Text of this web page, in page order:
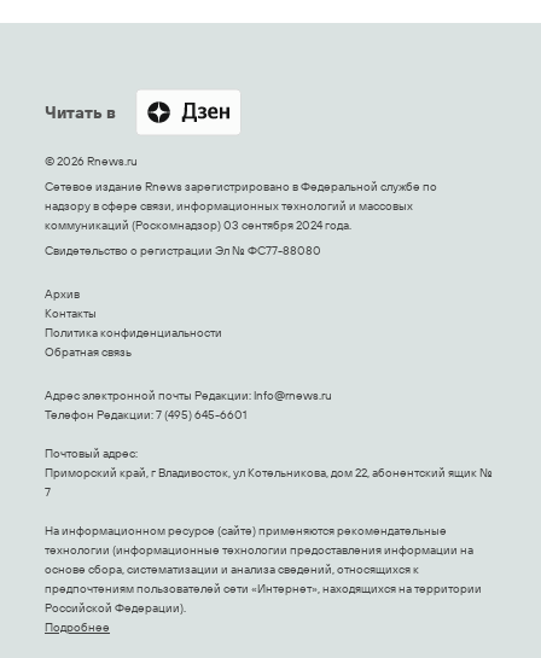
Читать в
© 2026 Rnews.ru
Сетевое издание Rnews зарегистрировано в Федеральной службе по
надзору в сфере связи, информационных технологий и массовых
коммуникаций (Роскомнадзор) 03 сентября 2024 года.
Свидетельство о регистрации Эл № ФС77-88080
Архив
Контакты
Политика конфиденциальности
Обратная связь
Адрес электронной почты Редакции:Info@rnews.ru
Телефон Редакции: 7 (495) 645-6601
Почтовый адрес:
Приморский край, г Владивосток, ул Котельникова, дом 22, абонентский ящик №
7
На информационном ресурсе (сайте) применяются рекомендательные
технологии (информационные технологии предоставления информации на
основе сбора, систематизации и анализа сведений, относящихся к
предпочтениям пользователей сети «Интернет», находящихся на территории
Российской Федерации).
Подробнее